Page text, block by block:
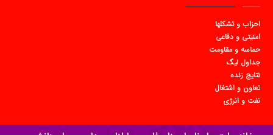
احزاب و تشکلها
امنیتی و دفاعی
حماسه و مقاومت
جداول لیگ
نتایج زنده
تعاون و اشتغال
نفت و انرژی